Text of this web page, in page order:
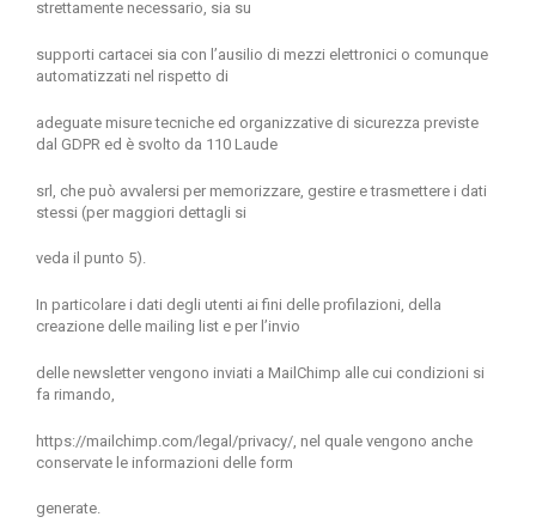
strettamente necessario, sia su
supporti cartacei sia con l’ausilio di mezzi elettronici o comunque
automatizzati nel rispetto di
adeguate misure tecniche ed organizzative di sicurezza previste
dal GDPR ed è svolto da 110 Laude
srl, che può avvalersi per memorizzare, gestire e trasmettere i dati
stessi (per maggiori dettagli si
veda il punto 5).
In particolare i dati degli utenti ai fini delle profilazioni, della
creazione delle mailing list e per l’invio
delle newsletter vengono inviati a MailChimp alle cui condizioni si
fa rimando,
https://mailchimp.com/legal/privacy/ , nel quale vengono anche
conservate le informazioni delle form
generate.